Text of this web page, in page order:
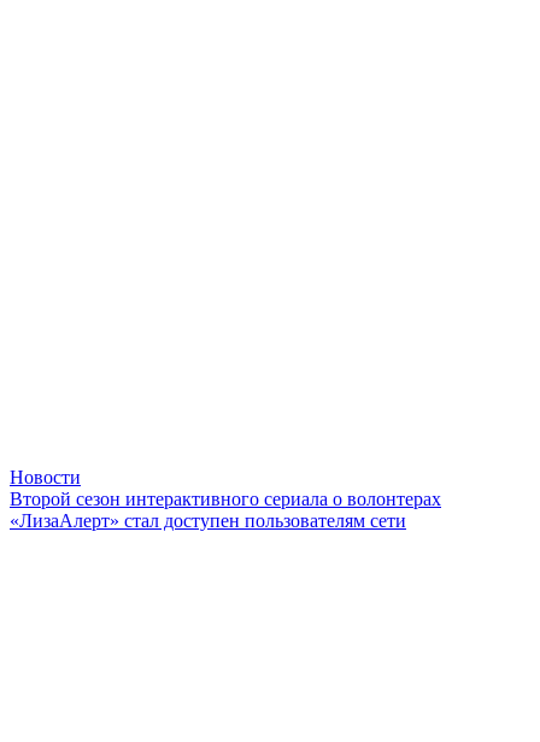
Новости
Второй сезон интерактивного сериала о волонтерах
«ЛизаАлерт» стал доступен пользователям сети